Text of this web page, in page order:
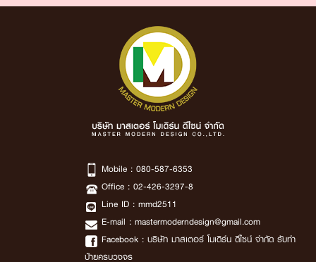
Mobile : 080-587-6353
Office : 02-426-3297-8
Line ID : mmd2511
E-mail : mastermoderndesign@gmail.com
Facebook : บริษัท มาสเตอร์ โมเดิร์น ดีไซน์ จำกัด รับทำ
ป้ายครบวงจร